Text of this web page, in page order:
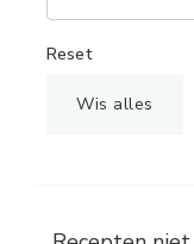
Reset
Wis alles